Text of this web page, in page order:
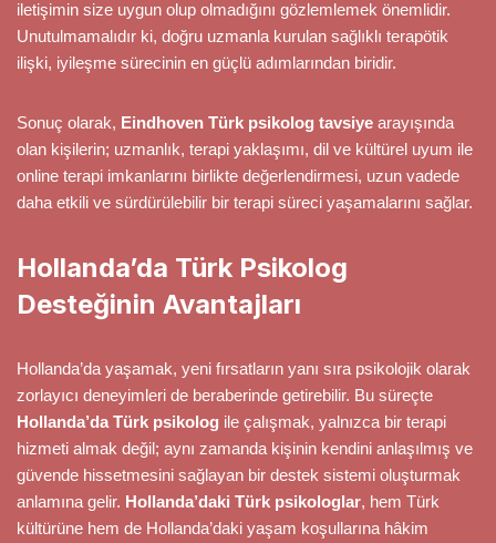
iletişimin size uygun olup olmadığını gözlemlemek önemlidir.
Unutulmamalıdır ki, doğru uzmanla kurulan sağlıklı terapötik
ilişki, iyileşme sürecinin en güçlü adımlarından biridir.
Sonuç olarak, Eindhoven Türk psikolog tavsiye arayışında
olan kişilerin; uzmanlık, terapi yaklaşımı, dil ve kültürel uyum ile
online terapi imkanlarını birlikte değerlendirmesi, uzun vadede
daha etkili ve sürdürülebilir bir terapi süreci yaşamalarını sağlar.
Hollanda’da Türk Psikolog
Desteğinin Avantajları
Hollanda’da yaşamak, yeni fırsatların yanı sıra psikolojik olarak
zorlayıcı deneyimleri de beraberinde getirebilir. Bu süreçte
Hollanda’da Türk psikolog ile çalışmak, yalnızca bir terapi
hizmeti almak değil; aynı zamanda kişinin kendini anlaşılmış ve
güvende hissetmesini sağlayan bir destek sistemi oluşturmak
anlamına gelir. Hollanda’daki Türk psikologlar, hem Türk
kültürüne hem de Hollanda’daki yaşam koşullarına hâkim